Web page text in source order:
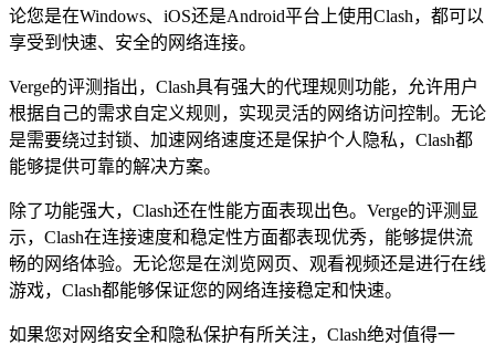
论您是在Windows、iOS还是Android平台上使用Clash，都可以
享受到快速、安全的网络连接。
Verge的评测指出，Clash具有强大的代理规则功能，允许用户
根据自己的需求自定义规则，实现灵活的网络访问控制。无论
是需要绕过封锁、加速网络速度还是保护个人隐私，Clash都
能够提供可靠的解决方案。
除了功能强大，Clash还在性能方面表现出色。Verge的评测显
示，Clash在连接速度和稳定性方面都表现优秀，能够提供流
畅的网络体验。无论您是在浏览网页、观看视频还是进行在线
游戏，Clash都能够保证您的网络连接稳定和快速。
如果您对网络安全和隐私保护有所关注，Clash绝对值得一